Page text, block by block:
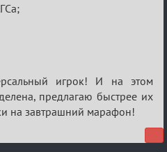
игрок! И на этом
предлагаю быстрее их
на завтрашний марафон!